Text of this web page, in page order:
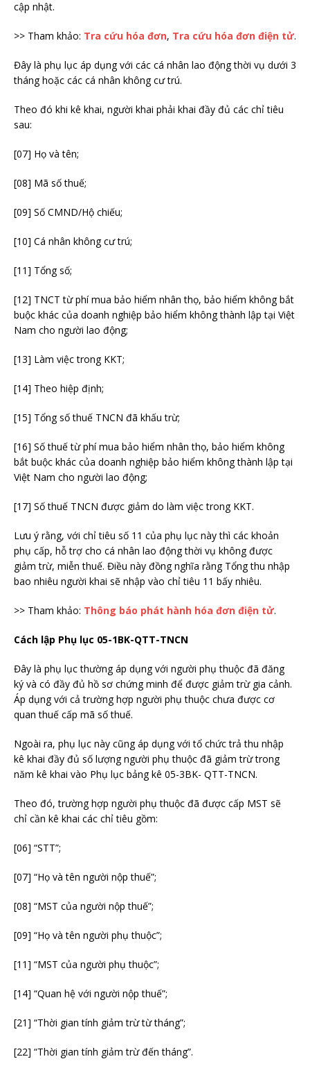
cập nhật.
>> Tham khảo: Tra cứu hóa đơn, Tra cứu hóa đơn điện tử.
Đây là phụ lục áp dụng với các cá nhân lao động thời vụ dưới 3
tháng hoặc các cá nhân không cư trú.
Theo đó khi kê khai, người khai phải khai đầy đủ các chỉ tiêu
sau:
[07] Họ và tên;
[08] Mã số thuế;
[09] Số CMND/Hộ chiếu;
[10] Cá nhân không cư trú;
[11] Tổng số;
[12] TNCT từ phí mua bảo hiểm nhân thọ, bảo hiểm không bắt
buộc khác của doanh nghiệp bảo hiểm không thành lập tại Việt
Nam cho người lao động;
[13] Làm việc trong KKT;
[14] Theo hiệp định;
[15] Tổng số thuế TNCN đã khấu trừ;
[16] Số thuế từ phí mua bảo hiểm nhân thọ, bảo hiểm không
bắt buộc khác của doanh nghiệp bảo hiểm không thành lập tại
Việt Nam cho người lao động;
[17] Số thuế TNCN được giảm do làm việc trong KKT.
Lưu ý rằng, với chỉ tiêu số 11 của phụ lục này thì các khoản
phụ cấp, hỗ trợ cho cá nhân lao động thời vụ không được
giảm trừ, miễn thuế. Điều này đồng nghĩa rằng Tổng thu nhập
bao nhiêu người khai sẽ nhập vào chỉ tiêu 11 bấy nhiêu.
>> Tham khảo: Thông báo phát hành hóa đơn điện tử.
Cách lập Phụ lục 05-1BK-QTT-TNCN
Đây là phụ lục thường áp dụng với người phụ thuộc đã đăng
ký và có đầy đủ hồ sơ chứng minh để được giảm trừ gia cảnh.
Áp dụng với cả trường hợp người phụ thuộc chưa được cơ
quan thuế cấp mã số thuế.
Ngoài ra, phụ lục này cũng áp dụng với tổ chức trả thu nhập
kê khai đầy đủ số lượng người phụ thuộc đã giảm trừ trong
năm kê khai vào Phụ lục bảng kê 05-3BK- QTT-TNCN.
Theo đó, trường hợp người phụ thuộc đã được cấp MST sẽ
chỉ cần kê khai các chỉ tiêu gồm:
[06] “STT”;
[07] “Họ và tên người nộp thuế”;
[08] “MST của người nộp thuế”;
[09] “Họ và tên người phụ thuộc”;
[11] “MST của người phụ thuộc”;
[14] “Quan hệ với người nộp thuế”;
[21] “Thời gian tính giảm trừ từ tháng”;
[22] “Thời gian tính giảm trừ đến tháng”.